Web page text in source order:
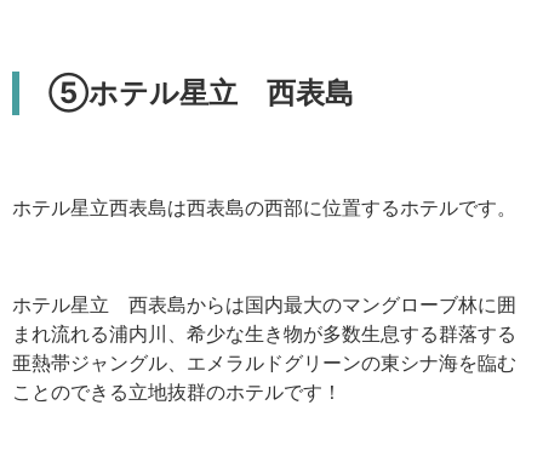
⑤ホテル星立 西表島
ホテル星立西表島は西表島の西部に位置するホテルです。
ホテル星立 西表島からは国内最大のマングローブ林に囲
まれ流れる浦内川、希少な生き物が多数生息する群落する
亜熱帯ジャングル、エメラルドグリーンの東シナ海を臨む
ことのできる立地抜群のホテルです！